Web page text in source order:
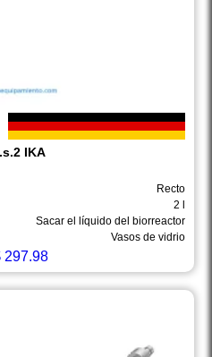
IKA
Recto
2 l
Sacar el líquido del biorreactor
Vasos de vidrio
297.98